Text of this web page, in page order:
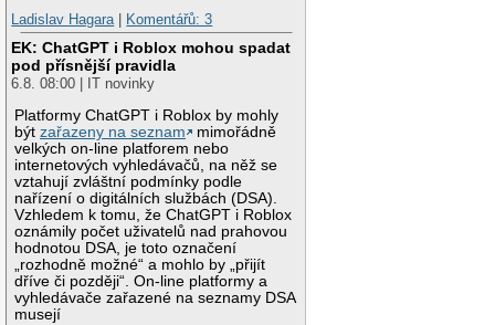
Ladislav Hagara
Komentářů: 3
EK: ChatGPT i Roblox mohou spadat
pod přísnější pravidla
6.8. 08:00 | IT novinky
Platformy ChatGPT i Roblox by mohly
býtzařazeny na seznam
mimořádně
velkých on-line platforem nebo
internetových vyhledávačů, na něž se
vztahují zvláštní podmínky podle
nařízení o digitálních službách (DSA).
Vzhledem k tomu, že ChatGPT i Roblox
oznámily počet uživatelů nad prahovou
hodnotou DSA, je toto označení
„rozhodně možné“ a mohlo by „přijít
dříve či později“. On-line platformy a
vyhledávače zařazené na seznamy DSA
musejí